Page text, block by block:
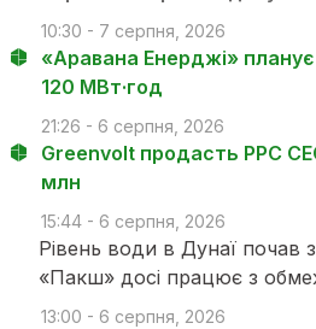
10:30 - 7 серпня, 2026
«Аравана Енерджі» планує
120 МВт·год
21:26 - 6 серпня, 2026
Greenvolt продасть PPC
млн
15:44 - 6 серпня, 2026
Рівень води в Дунаї почав
«Пакш» досі працює з
13:00 - 6 серпня, 2026